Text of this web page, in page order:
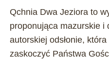
Qchnia Dwa Jeziora to
proponująca mazurskie i
autorskiej odsłonie,
zaskoczyć Państwa